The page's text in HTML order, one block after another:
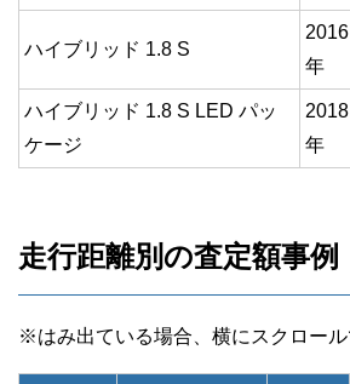
ハイブリッド 1.8 S
2016
年
ハイブリッド 1.8 S LED パッ
ケージ
2018
年
走行距離別の査定額事例